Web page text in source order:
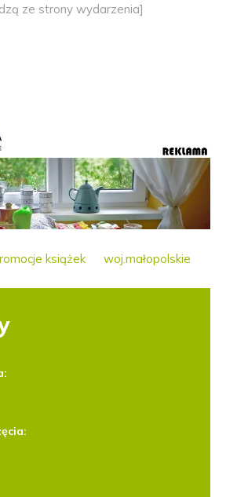
ze strony wydarzenia]
książek woj.małopolskie